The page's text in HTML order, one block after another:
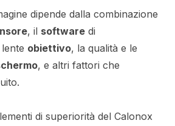
dipende dalla combinazione
, il softwaredi
obiettivo, la qualità e le
, e altri fattori che
di superiorità del Calonox